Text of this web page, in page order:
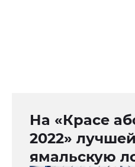
На «Красе
2022»
ямальскую